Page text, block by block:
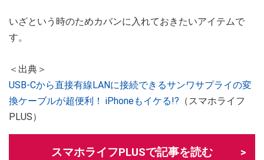
いざという時のためカバンに入れておきたいアイテムで
す。
＜出典＞
USB-Cから直接有線LANに接続できるサンワサプライの変
換ケーブルが超便利！ iPhoneもイケる!? （スマホライフ
PLUS）
スマホライフPLUSで記事を読む